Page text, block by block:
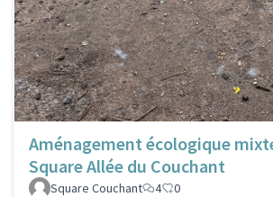
Aménagement écologique
Square Allée du Couchant
Square Couchant
4 0